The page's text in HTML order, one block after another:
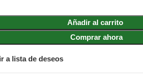
Añadir al carrito
Comprar ahora
a lista de deseos